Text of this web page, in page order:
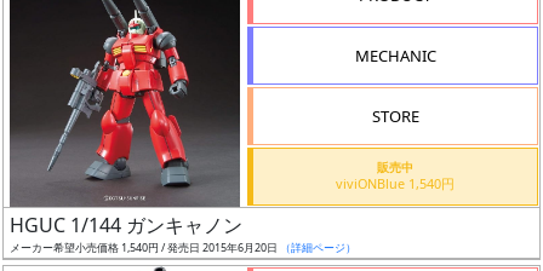
成
色
MECHANIC
STORE
販売中
viviONBlue 1,540円
HGUC 1/144 ガンキャノン
メーカー希望小売価格 1,540円 / 発売日 2015年6月20日 （詳細ページ）